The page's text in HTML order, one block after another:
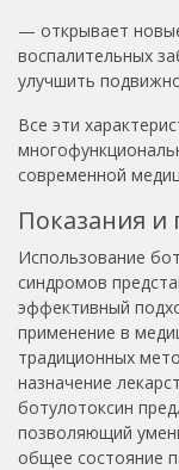
— открывает
воспалительных
улучшить
Все эти
современной
Показания и
Использование
синдромов
эффективный
применение в
традиционных
назначение
ботулотоксин
позволяющий
общее состояние